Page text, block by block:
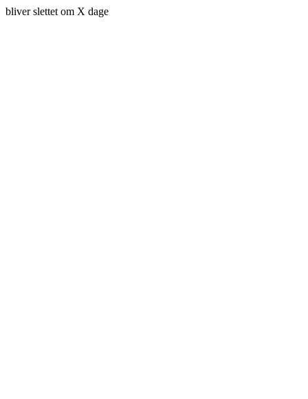
bliver slettet om X dage